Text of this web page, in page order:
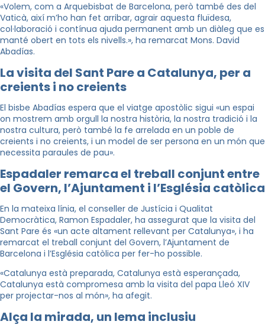
«Volem, com a Arquebisbat de Barcelona, però també des del
Vaticà, així m’ho han fet arribar, agrair aquesta fluïdesa,
col·laboració i contínua ajuda permanent amb un diàleg que es
manté obert en tots els nivells.», ha remarcat Mons. David
Abadías.
La visita del Sant Pare a Catalunya, per a
creients i no creients
El bisbe Abadías espera que el viatge apostòlic sigui «un espai
on mostrem amb orgull la nostra història, la nostra tradició i la
nostra cultura, però també la fe arrelada en un poble de
creients i no creients, i un model de ser persona en un món que
necessita paraules de pau».
Espadaler remarca el treball conjunt entre
el Govern, l’Ajuntament i l’Església catòlica
En la mateixa línia, el conseller de Justícia i Qualitat
Democràtica, Ramon Espadaler, ha assegurat que la visita del
Sant Pare és «un acte altament rellevant per Catalunya», i ha
remarcat el treball conjunt del Govern, l’Ajuntament de
Barcelona i l’Església catòlica per fer-ho possible.
«Catalunya està preparada, Catalunya està esperançada,
Catalunya està compromesa amb la visita del papa Lleó XIV
per projectar-nos al món», ha afegit.
Alça la mirada, un lema inclusiu